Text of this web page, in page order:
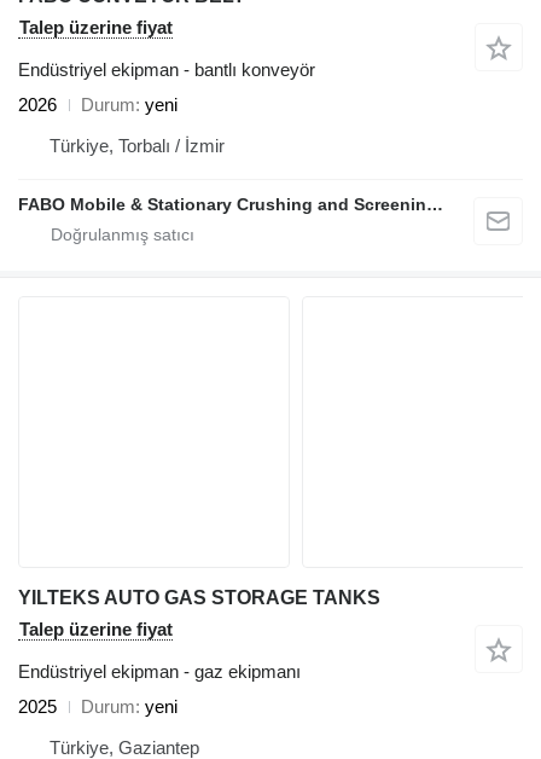
Talep üzerine fiyat
Endüstriyel ekipman - bantlı konveyör
2026
Durum yeni
Türkiye, Torbalı / İzmir
FABO Mobile & Stationary Crushing and Screening Plants | Concrete Batching Plants Manufacturer
YILTEKS AUTO GAS STORAGE TANKS
Talep üzerine fiyat
Endüstriyel ekipman - gaz ekipmanı
2025
Durum yeni
Türkiye, Gaziantep